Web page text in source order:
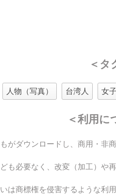
＜タ
人物（写真） 台湾人 女
＜利用に
がダウンロードし、商用・非
も必要なく、改変（加工）や
は商標権を侵害するような利